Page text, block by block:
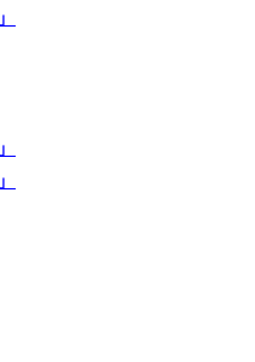
ノートパソコンとお手
メールのやりとりをす
やれば気がまぎれるの
は携帯電話すら使って
を入れるところから落
の力作（一応デザイナ
や母は私のかわりに私